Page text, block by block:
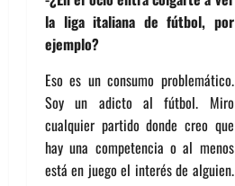
la liga italiana de fútbol, por
ejemplo?
Eso es un consumo problemático.
Soy un adicto al fútbol. Miro
cualquier partido donde creo que
hay una competencia o al menos
está en juego el interés de alguien.